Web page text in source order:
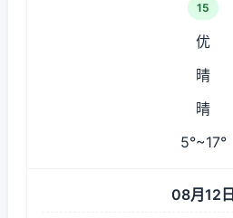
15
优
晴
晴
5°~17°
08月12日